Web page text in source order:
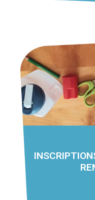
Ouverture des
L’inscription à l’école
auprès du ...